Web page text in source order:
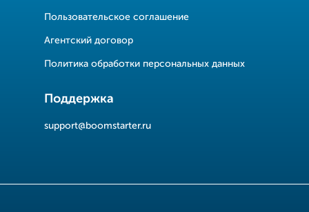
Пользовательское соглашение
Агентский договор
Политика обработки персональных данных
Поддержка
support@boomstarter.ru